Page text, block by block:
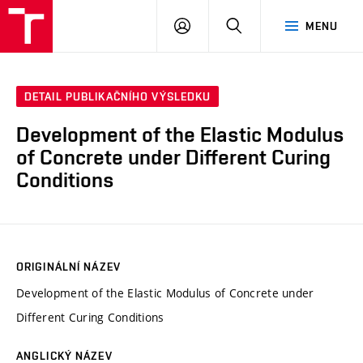
MENU
PŘIHLÁSIT
DETAIL PUBLIKAČNÍHO VÝSLEDKU
Development of the Elastic Modulus
of Concrete under Different Curing
Conditions
ORIGINÁLNÍ NÁZEV
Development of the Elastic Modulus of Concrete under
Different Curing Conditions
ANGLICKÝ NÁZEV